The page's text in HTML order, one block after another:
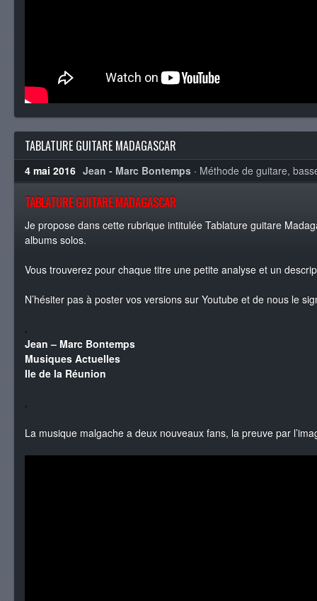
TABLATURE GUITARE MADAGASCAR
4 mai 2016 Jean - Marc Bontemps · Méthode de guitare,
TABLATURE GUITARE MADAGASCAR
Je propose dans cette rubrique intitulée Tablature guitare
albums solos.
Vous trouverez pour chaque titre une petite analyse et un
N’hésiter pas à poster vos versions sur Youtube et de nous le
.
Jean – Marc Bontemps
Musiques Actuelles
Ile de la Réunion
.
La musique malgache a deux nouveaux fans, la preuve par